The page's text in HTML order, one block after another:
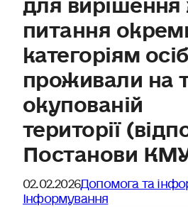
питання
категоріям
проживали на
окупованій
території
Постанови
02.02.2026Допомога та
Інформування